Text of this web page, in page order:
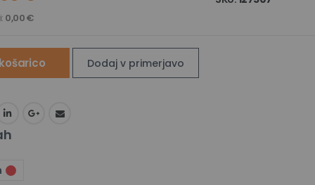
0,00 €
Dodaj v primerjavo